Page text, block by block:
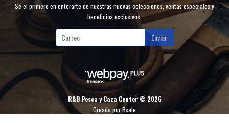
Sé el primero en enterarte de nuestras nuevas colecciones, ventas especiales y
beneficios exclusivos.
Enviar
R&B Pesca y Caza Center © 2026
Creado porBsale